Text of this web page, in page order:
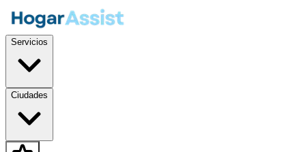
Servicios
Ciudades